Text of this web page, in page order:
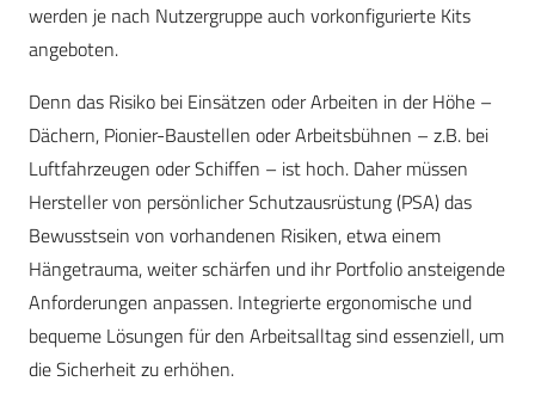
werden je nach Nutzergruppe auch vorkonfigurierte Kits
angeboten.
Denn das Risiko bei Einsätzen oder Arbeiten in der Höhe –
Dächern, Pionier-Baustellen oder Arbeitsbühnen – z.B. bei
Luftfahrzeugen oder Schiffen – ist hoch. Daher müssen
Hersteller von persönlicher Schutzausrüstung (PSA) das
Bewusstsein von vorhandenen Risiken, etwa einem
Hängetrauma, weiter schärfen und ihr Portfolio ansteigende
Anforderungen anpassen. Integrierte ergonomische und
bequeme Lösungen für den Arbeitsalltag sind essenziell, um
die Sicherheit zu erhöhen.